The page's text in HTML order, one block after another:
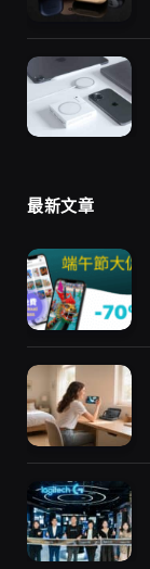
最新文章